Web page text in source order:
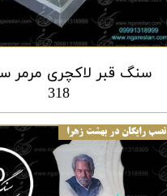
سنگ قبر لاکچری مرمر
318
نصب رایگان در بهشت زهرا